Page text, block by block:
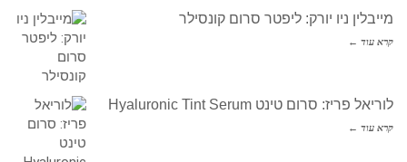
מייבלין ניו יורק: ליפטר סרום קונסילר
קרא עוד ←
לוריאל פריז: סרום טינט Hyaluronic Tint Serum
קרא עוד ←